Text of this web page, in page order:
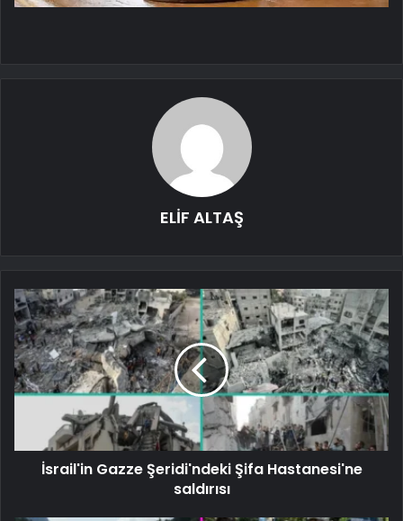
ELİF ALTAŞ
İsrail'in Gazze Şeridi'ndeki Şifa Hastanesi'ne
saldırısı